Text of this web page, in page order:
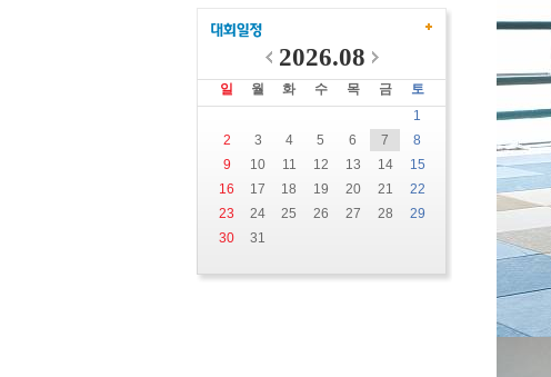
2026.08
일 월 화 수 목 금
토
1
2
3 4 5 6 7
8
9
10 11 12 13 14
15
16
17 18 19 20 21
22
23
24 25 26 27 28
29
30
31